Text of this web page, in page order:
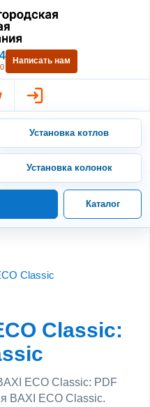
Газовая
Написать нам
Установка котлов
Установка колонок
Каталог
Classic
Classic:
ECO Classic: PDF
BAXI ECO Classic.